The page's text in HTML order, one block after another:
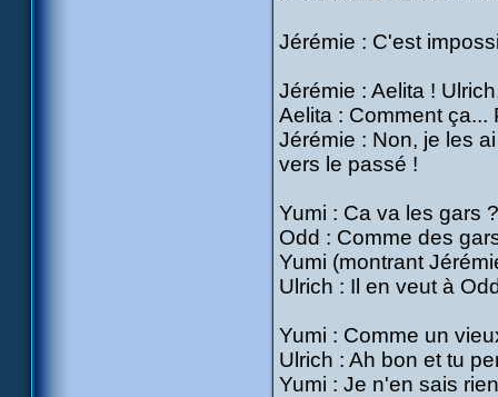
Jérémie : C'est
Jérémie : Aelita !
Aelita : Comment ça...
Jérémie : Non, je les
vers le passé !
Yumi : Ca va les gars ?
Odd : Comme des
Yumi (montrant
Ulrich : Il en veut à
Yumi : Comme un
Ulrich : Ah bon et tu
Yumi : Je n'en sais